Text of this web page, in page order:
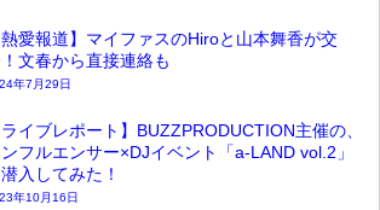
熱愛報道】マイファスのHiroと山本舞香が交
文春から直接連絡も
年7月29日
ライブレポート】BUZZPRODUCTION主催の、
フルエンサー×DJイベント「a-LAND vol.2」
入してみた！
年10月16日